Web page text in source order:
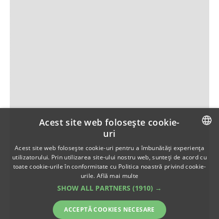
ROMANIAN
Acest site web folosește cookie-
uri
Acest site web folosește cookie-uri pentru a îmbunătăți experiența
utilizatorului. Prin utilizarea site-ului nostru web, sunteți de acord cu
toate cookie-urile în conformitate cu Politica noastră privind cookie-
urile. Află mai multe
SHOW ALL PARTNERS (1910) →
ACCEPTĂ COOKIES NECESARE